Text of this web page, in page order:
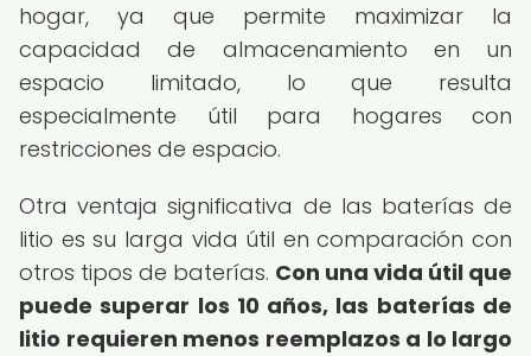
hogar, ya que permite maximizar la
capacidad de almacenamiento en un
espacio limitado, lo que resulta
especialmente útil para hogares con
restricciones de espacio.
Otra ventaja significativa de las baterías de
litio es su larga vida útil en comparación con
otros tipos de baterías. Con una vida útil que
puede superar los 10 años, las baterías de
litio requieren menos reemplazos a lo largo